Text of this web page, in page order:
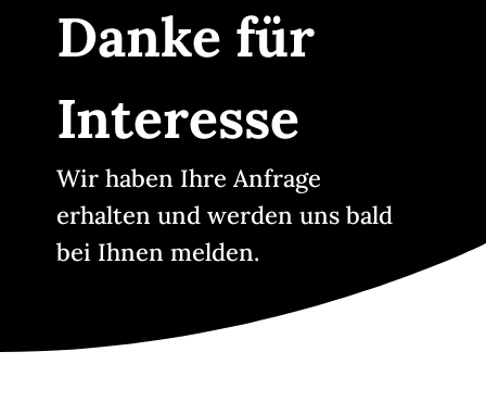
Danke für
Interesse
Wir haben Ihre Anfrage
erhalten und werden uns bald
bei Ihnen melden.